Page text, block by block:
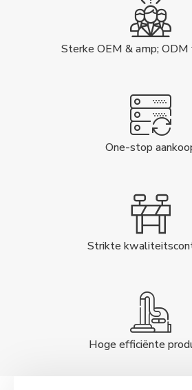
Sterke OEM & amp; ODM
One-stop
Strikte
Hoge efficiënte